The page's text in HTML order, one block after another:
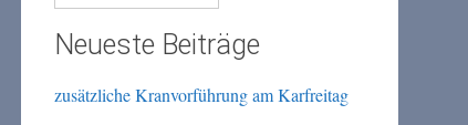
Neueste Beiträge
zusätzliche Kranvorführung am Karfreitag